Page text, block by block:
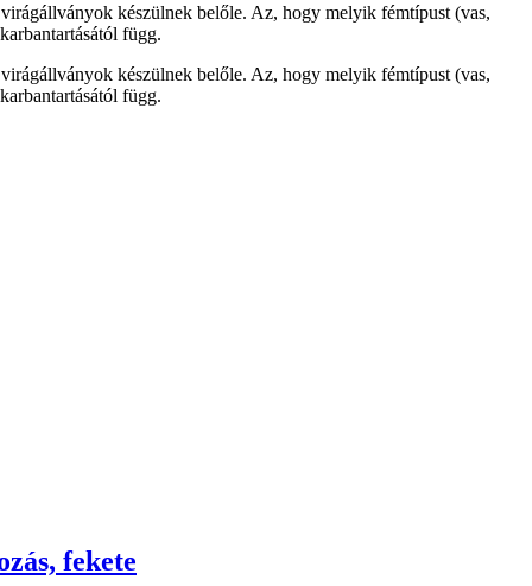
készülnek belőle. Az, hogy melyik fémtípust (vas,
függ.
készülnek belőle. Az, hogy melyik fémtípust (vas,
függ.
fekete